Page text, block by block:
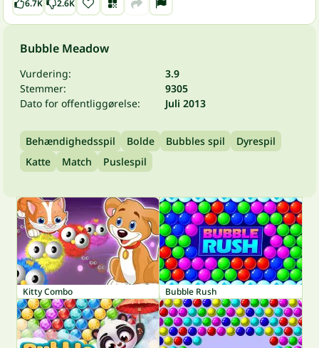
6.7K 2.6K
Bubble Meadow
Vurdering:
3.9
Stemmer:
9305
Dato for offentliggørelse:
Juli 2013
Behændighedsspil Bolde Bubbles spil
Dyrespil
Katte
Match Puslespil
Kitty Combo Bubble Rush